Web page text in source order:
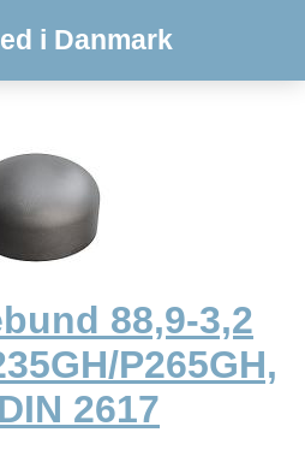
i Danmark
88,9-3,2
P265GH,
2617